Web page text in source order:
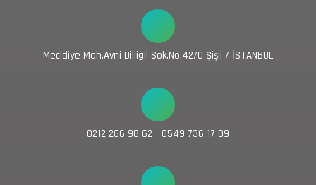
Mecidiye Mah.Avni Dilligil Sok.No:42/C Şişli / İSTANBUL
0212 266 98 62 - 0549 736 17 09